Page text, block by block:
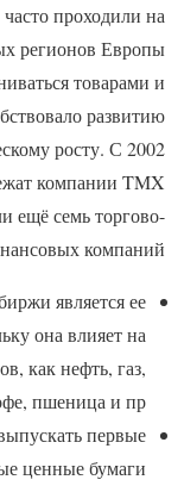
проходили на
регионов Европы
товарами и
развитию
росту. С 2002
компании TMX
ещё семь торгово-
компаний.
является ее
она влияет на
как нефть, газ,
пшеница и пр.
первые
ценные бумаги.